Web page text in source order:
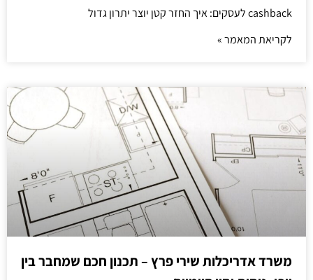
cashback לעסקים: איך החזר קטן יוצר יתרון גדול
לקריאת המאמר »
משרד אדריכלות שירי פרץ – תכנון חכם שמחבר בין